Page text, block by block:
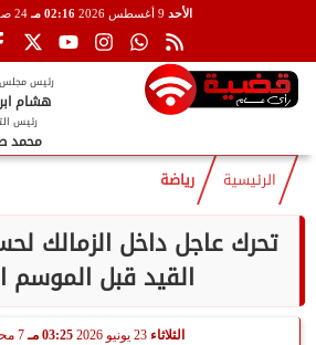
الأحد 02:16 مـ 24 صفر 1448
رئيس مجلس
هشام
رئيس
محمد
الرئيسية رياضة
تحرك عاجل داخل الزمالك
القيد قبل الموسم
الثلاثاء 23 يونيو 2026 03:25 مـ 7 محرّم 1448